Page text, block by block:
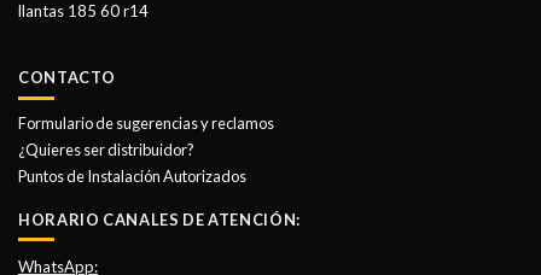
llantas 185 60 r14
CONTACTO
Formulario de sugerencias y reclamos
¿Quieres ser distribuidor?
Puntos de Instalación Autorizados
HORARIO CANALES DE ATENCIÓN:
WhatsApp: